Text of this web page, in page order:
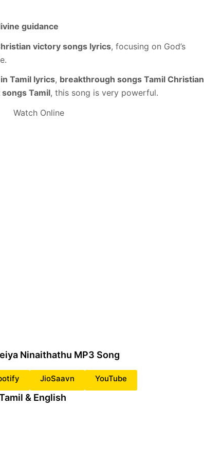
guidance
victory songs lyrics, focusing on God’s
Tamil lyrics, breakthrough songs Tamil Christian
Tamil, this song is very powerful.
Watch Online
Ninaithathu MP3 Song
JioSaavn YouTube
& English